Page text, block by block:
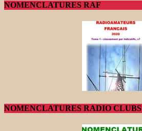
NOMENCLATURES RAF
NOMENCLATURES RADIO CLUBS